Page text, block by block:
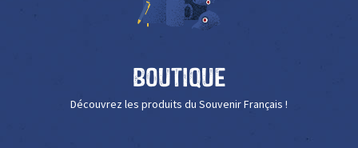
Boutique
Découvrez les produits du Souvenir Français !